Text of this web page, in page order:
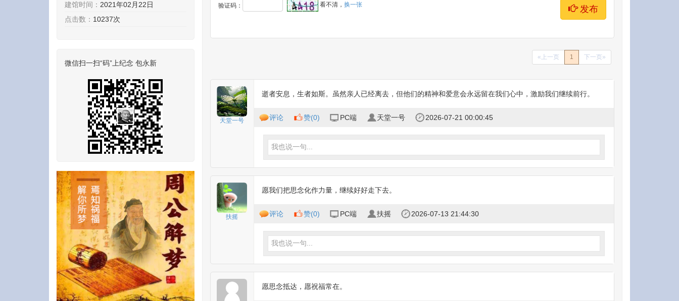
建馆时间： 2021年02月22日
点击数： 10237次
微信扫一扫“码”上纪念 包永新
验证码： 看不清， 换一张 发布
«上一页 1 下一页»
天堂一号
逝者安息，生者如斯。虽然亲人已经离去，但他们的精神和爱意会永远留在我们心中，激励我们继续前行。
评论 赞(0) PC端 天堂一号 2026-07-21 00:00:45
我也说一句...
扶摇
愿我们把思念化作力量，继续好好走下去。
评论 赞(0) PC端 扶摇 2026-07-13 21:44:30
我也说一句...
愿思念抵达，愿祝福常在。